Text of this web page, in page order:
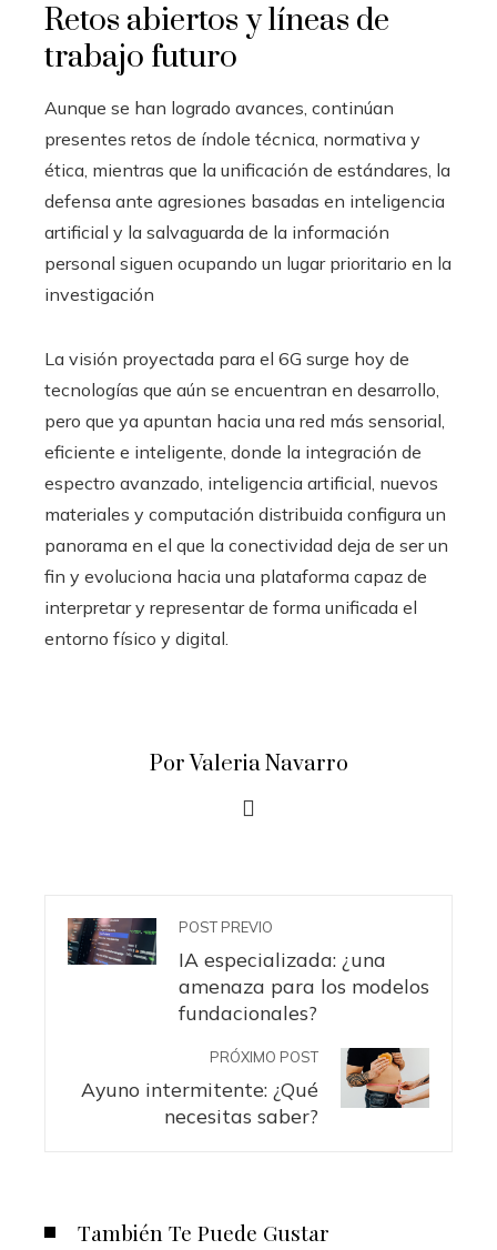
Retos abiertos y líneas de
trabajo futuro
Aunque se han logrado avances, continúan
presentes retos de índole técnica, normativa y
ética, mientras que la unificación de estándares, la
defensa ante agresiones basadas en inteligencia
artificial y la salvaguarda de la información
personal siguen ocupando un lugar prioritario en la
investigación
La visión proyectada para el 6G surge hoy de
tecnologías que aún se encuentran en desarrollo,
pero que ya apuntan hacia una red más sensorial,
eficiente e inteligente, donde la integración de
espectro avanzado, inteligencia artificial, nuevos
materiales y computación distribuida configura un
panorama en el que la conectividad deja de ser un
fin y evoluciona hacia una plataforma capaz de
interpretar y representar de forma unificada el
entorno físico y digital.
Por Valeria Navarro
POST PREVIO
IA especializada: ¿una
amenaza para los modelos
fundacionales?
PRÓXIMO POST
Ayuno intermitente: ¿Qué
necesitas saber?
También Te Puede Gustar